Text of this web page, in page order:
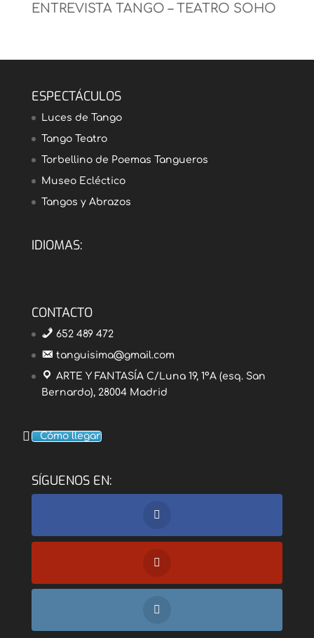
ENTREVISTA TANGO – TEATRO SOHO
ESPECTÁCULOS
Luces de Tango
Tango Teatro
Torbellino de Poemas Tangueros
Museo Ecléctico
Tangos y Abrazos
IDIOMAS:
CONTACTO
652 489 472
tanguisima@gmail.com
ARTE Y FANTASÍA C/Luna 19, 1ºA (esq. San
Bernardo), 28004 Madrid
Cómo llegar
SÍGUENOS EN: